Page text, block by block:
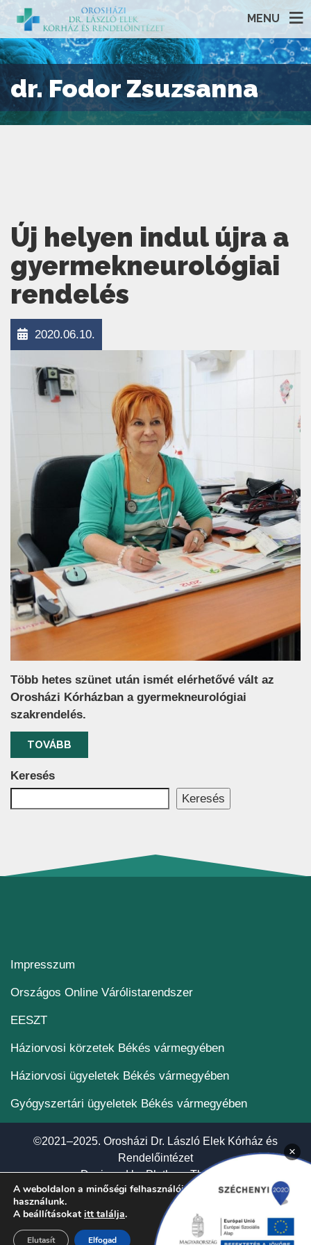
MENU
dr. Fodor Zsuzsanna
Új helyen indul újra a
gyermekneurológiai
rendelés
2020.06.10.
Több hetes szünet után ismét elérhetővé vált az
Orosházi Kórházban a gyermekneurológiai
szakrendelés.
TOVÁBB
Keresés
Keresés
Impresszum
Országos Online Várólistarendszer(új ablakban nyílik
EESZT(új ablakban nyílik meg)
Háziorvosi körzetek Békés vármegyében
Háziorvosi ügyeletek Békés vármegyében
Gyógyszertári ügyeletek Békés vármegyében
©2021–2025. Orosházi Dr. László Elek Kórház és
Rendelőintézet
Designed byPlethora Themes
A weboldalon a minőségi felhasználói élmény érdekében sütiket
használunk.
A beállításokat itt találja.
Elfogad
Elutasít
×